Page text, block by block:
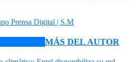
Prensa Digital | S.M
MÁS DEL AUTOR